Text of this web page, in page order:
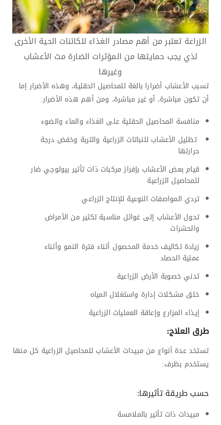
الزراعة تعتبر من أهم مصادر الغذاء للكائنات الحية الأخرى
لذي يجب حمايتها من المؤثرات الضارة مث الأعشاب
وغيرها
تسبب الأعشاب أضرارا بالغة للمحاصيل الحقلية، وهذه الأضرار إما
أن تكون مباشرة، أو غير مباشرة، ومن أهم هذه الأضرار:
منافسة المحاصيل الحقلية على الغذاء والماء والضوء
تظليل الأعشاب للنباتات الزراعية والتربة وخفض درجة
حرارتها
قيام بعض الأعشاب بإفراز مركبات ذات تأثير بيولوجي ضار
للمحاصيل الزراعية
تردي المواصفات النوعية للإنتاج الزراعي
تحول الأعشاب إلى غوائل مناسبة لكثير من الأمراض
والحشرات
زيادة تكاليف خدمة المحصول أثناء فترة النمو وأثناء
عملية الحصاد
تدني خصوبة الأرض الزراعية
خلق مشكلات إدارة واستغلال المياه
إيذاء المزارع وإعاقة العمليات الزراعية
طرق العلاج:
تستخد عدة أنواع من مبيدات الأعشاب للمحاصيل الزراعية كل منها
يستخدم بظرف:
حسب طريقة تأثيرها:
مبيدات ذات تأثير بالملامسة